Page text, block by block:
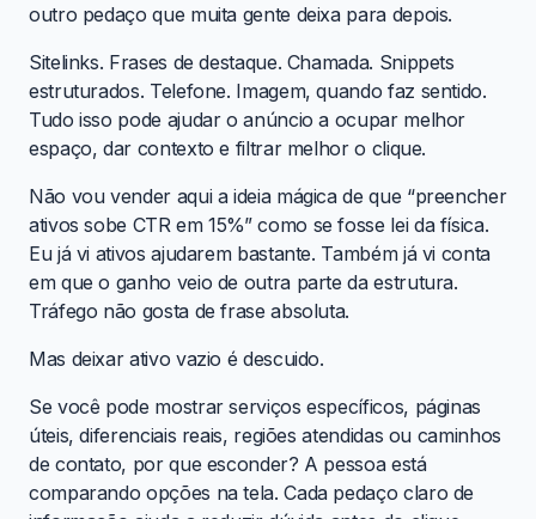
outro pedaço que muita gente deixa para depois.
Sitelinks. Frases de destaque. Chamada. Snippets
estruturados. Telefone. Imagem, quando faz sentido.
Tudo isso pode ajudar o anúncio a ocupar melhor
espaço, dar contexto e filtrar melhor o clique.
Não vou vender aqui a ideia mágica de que “preencher
ativos sobe CTR em 15%” como se fosse lei da física.
Eu já vi ativos ajudarem bastante. Também já vi conta
em que o ganho veio de outra parte da estrutura.
Tráfego não gosta de frase absoluta.
Mas deixar ativo vazio é descuido.
Se você pode mostrar serviços específicos, páginas
úteis, diferenciais reais, regiões atendidas ou caminhos
de contato, por que esconder? A pessoa está
comparando opções na tela. Cada pedaço claro de